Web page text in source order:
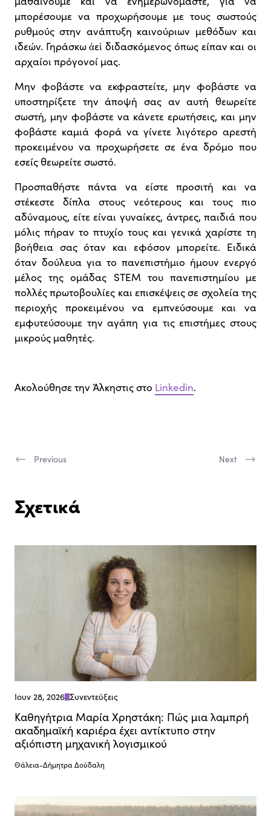
μπορέσουμε να προχωρήσουμε με τους σωστούς
ρυθμούς στην ανάπτυξη καινούριων μεθόδων και
ιδεών. Γηράσκω ἀεὶ διδασκόμενος όπως είπαν και οι
αρχαίοι πρόγονοί μας.
Μην φοβάστε να εκφραστείτε, μην φοβάστε να
υποστηρίξετε την άποψή σας αν αυτή θεωρείτε
σωστή, μην φοβάστε να κάνετε ερωτήσεις, και μην
φοβάστε καμιά φορά να γίνετε λιγότερο αρεστή
προκειμένου να προχωρήσετε σε ένα δρόμο που
εσείς θεωρείτε σωστό.
Προσπαθήστε πάντα να είστε προσιτή και να
στέκεστε δίπλα στους νεότερους και τους πιο
αδύναμους, είτε είναι γυναίκες, άντρες, παιδιά που
μόλις πήραν το πτυχίο τους και γενικά χαρίστε τη
βοήθεια σας όταν και εφόσον μπορείτε. Ειδικά
όταν δούλευα για το πανεπιστήμιο ήμουν ενεργό
μέλος της ομάδας STEM του πανεπιστημίου με
πολλές πρωτοβουλίες και επισκέψεις σε σχολεία της
περιοχής προκειμένου να εμπνεύσουμε και να
εμφυτεύσουμε την αγάπη για τις επιστήμες στους
μικρούς μαθητές.
Ακολούθησε την Άλκηστις στο Linkedin.
Previous Next
Σχετικά
Ιουν 28, 2026 Συνεντεύξεις
Καθηγήτρια Μαρία Χρηστάκη: Πώς μια λαμπρή
ακαδημαϊκή καριέρα έχει αντίκτυπο στην
αξιόπιστη μηχανική λογισμικού
Θάλεια-Δήμητρα Δούδαλη